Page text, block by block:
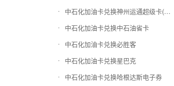
中石化加油卡兑换神州运通超级卡(运通网购卡)
中石化加油卡兑换中石油省卡
中石化加油卡兑换必胜客
中石化加油卡兑换星巴克
中石化加油卡兑换哈根达斯电子券